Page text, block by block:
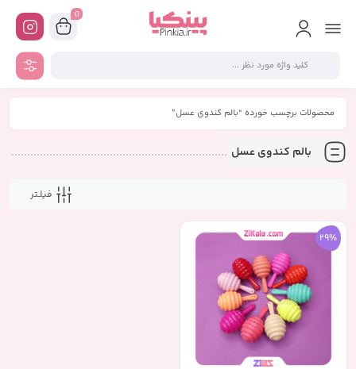
0
محصولات برچسب خورده “بالم کندوی عسل”
بالم کندوی عسل
فیلـتر
29%